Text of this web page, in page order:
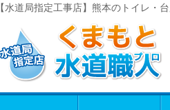
【水道局指定工事店】熊本のトイレ・